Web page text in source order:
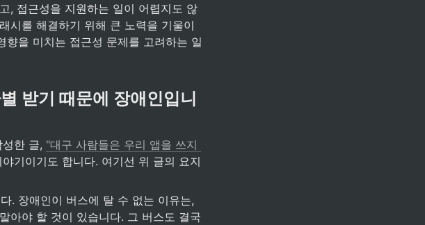
, 접근성을 지원하는 일이 어렵지도 않
시를 해결하기 위해 큰 노력을 기울이
을 미치는 접근성 문제를 고려하는 일
받기 때문에 장애인입니
한 글, "대구 사람들은 우리 앱을 쓰지
기이기도 합니다. 여기선 위 글의 요지
. 장애인이 버스에 탈 수 없는 이유는,
아야 할 것이 있습니다. 그 버스도 결국